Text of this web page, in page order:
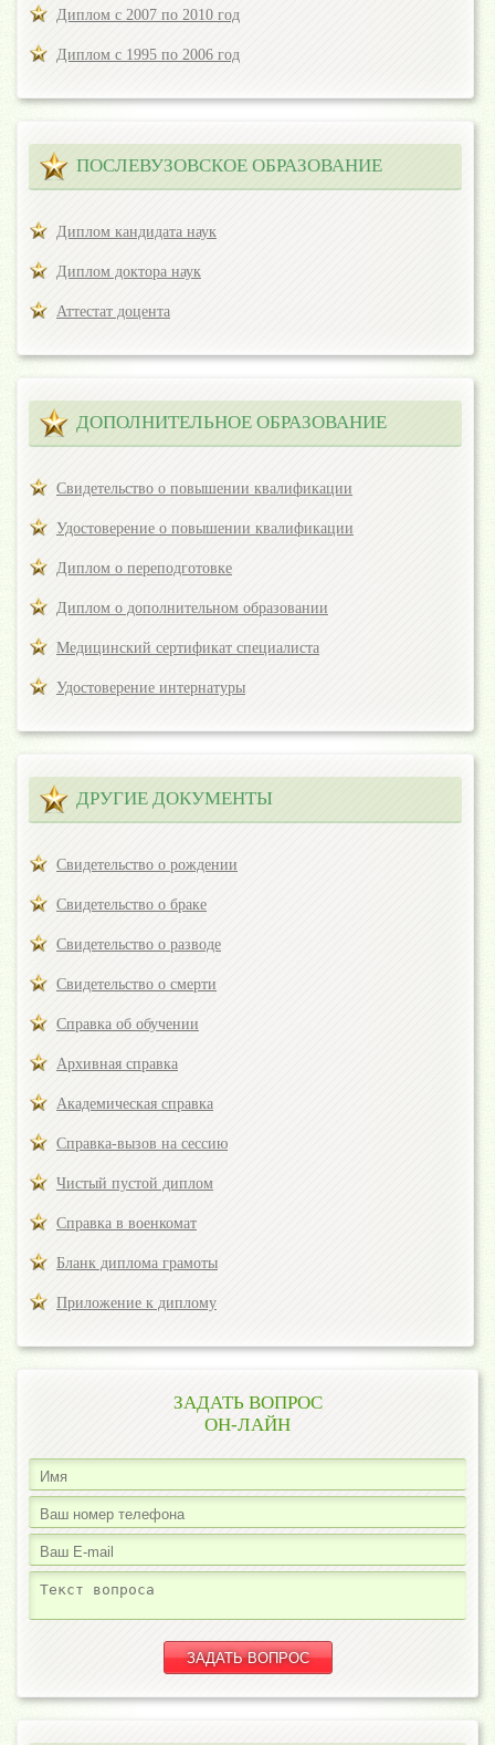
Диплом с 2007 по 2010 год
Диплом с 1995 по 2006 год
ПОСЛЕВУЗОВСКОЕ ОБРАЗОВАНИЕ
Диплом кандидата наук
Диплом доктора наук
Аттестат доцента
ДОПОЛНИТЕЛЬНОЕ ОБРАЗОВАНИЕ
Свидетельство о повышении квалификации
Удостоверение о повышении квалификации
Диплом о переподготовке
Диплом о дополнительном образовании
Медицинский сертификат специалиста
Удостоверение интернатуры
ДРУГИЕ ДОКУМЕНТЫ
Свидетельство о рождении
Свидетельство о браке
Свидетельство о разводе
Свидетельство о смерти
Справка об обучении
Архивная справка
Академическая справка
Справка-вызов на сессию
Чистый пустой диплом
Справка в военкомат
Бланк диплома грамоты
Приложение к диплому
ЗАДАТЬ ВОПРОС
ОН-ЛАЙН